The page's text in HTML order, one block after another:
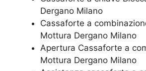
Dergano Milano
Cassaforte a
Mottura Dergano Milano
​Apertura Cassaforte a
Mottura Dergano Milano